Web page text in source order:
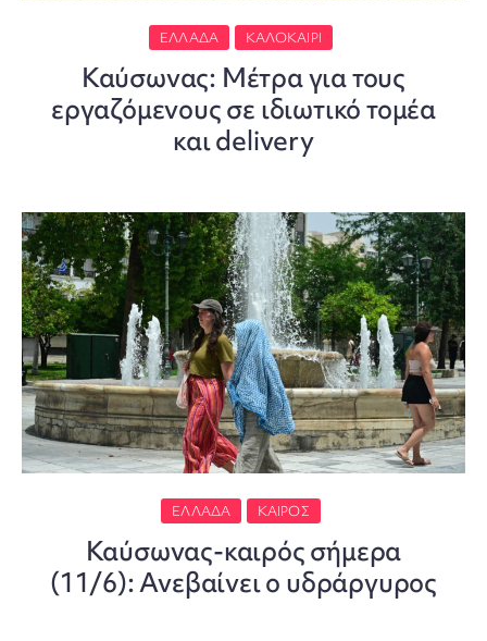
ΕΛΛΆΔΑ ΚΑΛΟΚΑΊΡΙ
Καύσωνας: Mέτρα για τους
εργαζόμενους σε ιδιωτικό τομέα
και delivery
ΕΛΛΆΔΑ ΚΑΙΡΌΣ
Καύσωνας-καιρός σήμερα
(11/6): Ανεβαίνει ο υδράργυρος